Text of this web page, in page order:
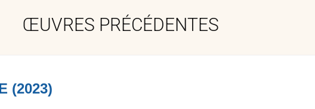
ŒUVRES PRÉCÉDENTES
(2023)